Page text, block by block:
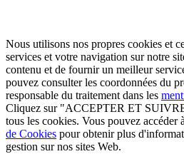
Nous utilisons nos propres cookies et
services et votre navigation sur notre
contenu et de fournir un meilleur
pouvez consulter les coordonnées du
responsable du traitement dans les
Cliquez sur "ACCEPTER ET
tous les cookies. Vous pouvez accéder
de Cookies pour obtenir plus
gestion sur nos sites Web.